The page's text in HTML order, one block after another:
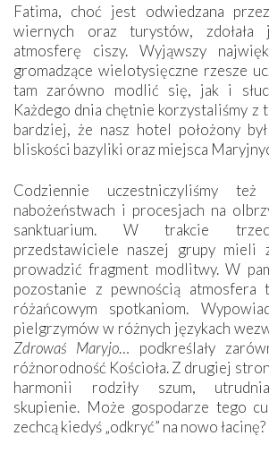
Fatima, choć jest odwiedzana
wiernych oraz turystów, zdołała
atmosferę ciszy. Wyjąwszy
gromadzące wielotysięczne rzesze
tam zarówno modlić się, jak i
Każdego dnia chętnie korzystaliśmy z
bardziej, że nasz hotel położony
bliskości bazyliki oraz miejsca
Codziennie uczestniczyliśmy
nabożeństwach i procesjach na
sanktuarium. W trakcie
przedstawiciele naszej grupy mieli
prowadzić fragment modlitwy. W
pozostanie z pewnością atmosfera
różańcowym spotkaniom.
pielgrzymów w różnych językach
Zdrowaś Maryjo… podkreślały
różnorodność Kościoła. Z drugiej
harmonii rodziły szum,
skupienie. Może gospodarze tego
zechcą kiedyś „odkryć” na nowo łacinę?